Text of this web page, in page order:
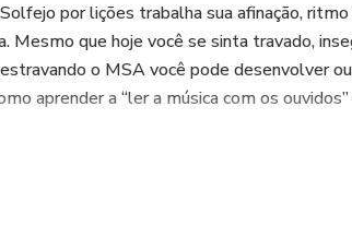
por lições trabalha sua afinação,
Mesmo que hoje você se sinta travado,
o MSA você pode desenvolver
aprender a “ler a música com os